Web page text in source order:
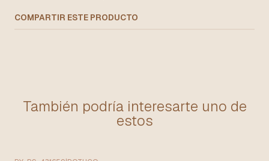
COMPARTIR ESTE PRODUCTO
También podría interesarte uno de
estos